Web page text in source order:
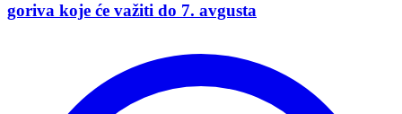
goriva koje će važiti do 7. avgusta